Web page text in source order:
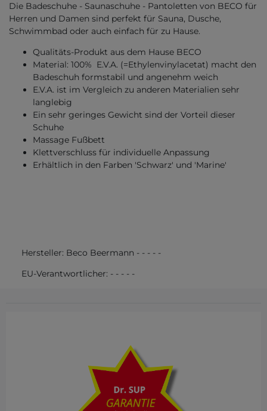
Die Badeschuhe - Saunaschuhe - Pantoletten von BECO für
Herren und Damen sind perfekt für Sauna, Dusche,
Schwimmbad oder auch einfach für zu Hause.
Qualitäts-Produkt aus dem Hause BECO
Material: 100% E.V.A. (=Ethylenvinylacetat) macht den
Badeschuh formstabil und angenehm weich
E.V.A. ist im Vergleich zu anderen Materialien sehr
langlebig
Ein sehr geringes Gewicht sind der Vorteil dieser
Schuhe
Massage Fußbett
Klettverschluss für individuelle Anpassung
Erhältlich in den Farben 'Schwarz' und 'Marine'
Hersteller: Beco Beermann - - - - -
EU-Verantwortlicher: - - - - -